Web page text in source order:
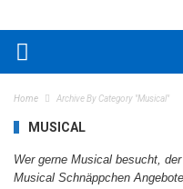
Home Archive By Category "Musical"
MUSICAL
Wer gerne Musical besucht,
Musical Schnäppchen